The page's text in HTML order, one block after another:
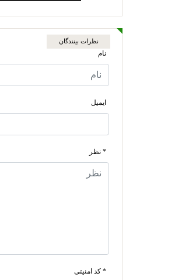
نظرات بینندگان
نام
ایمیل
* نظر
* کد امنیتی